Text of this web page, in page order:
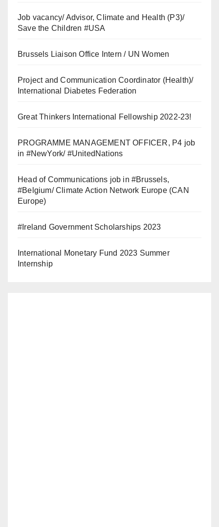
Job vacancy/ Advisor, Climate and Health (P3)/
Save the Children #USA
Brussels Liaison Office Intern / UN Women
Project and Communication Coordinator (Health)/
International Diabetes Federation
Great Thinkers International Fellowship 2022-23!
PROGRAMME MANAGEMENT OFFICER, P4 job
in #NewYork/ #UnitedNations
Head of Communications job in #Brussels,
#Belgium/ Climate Action Network Europe (CAN
Europe)
#Ireland Government Scholarships 2023
International Monetary Fund 2023 Summer
Internship